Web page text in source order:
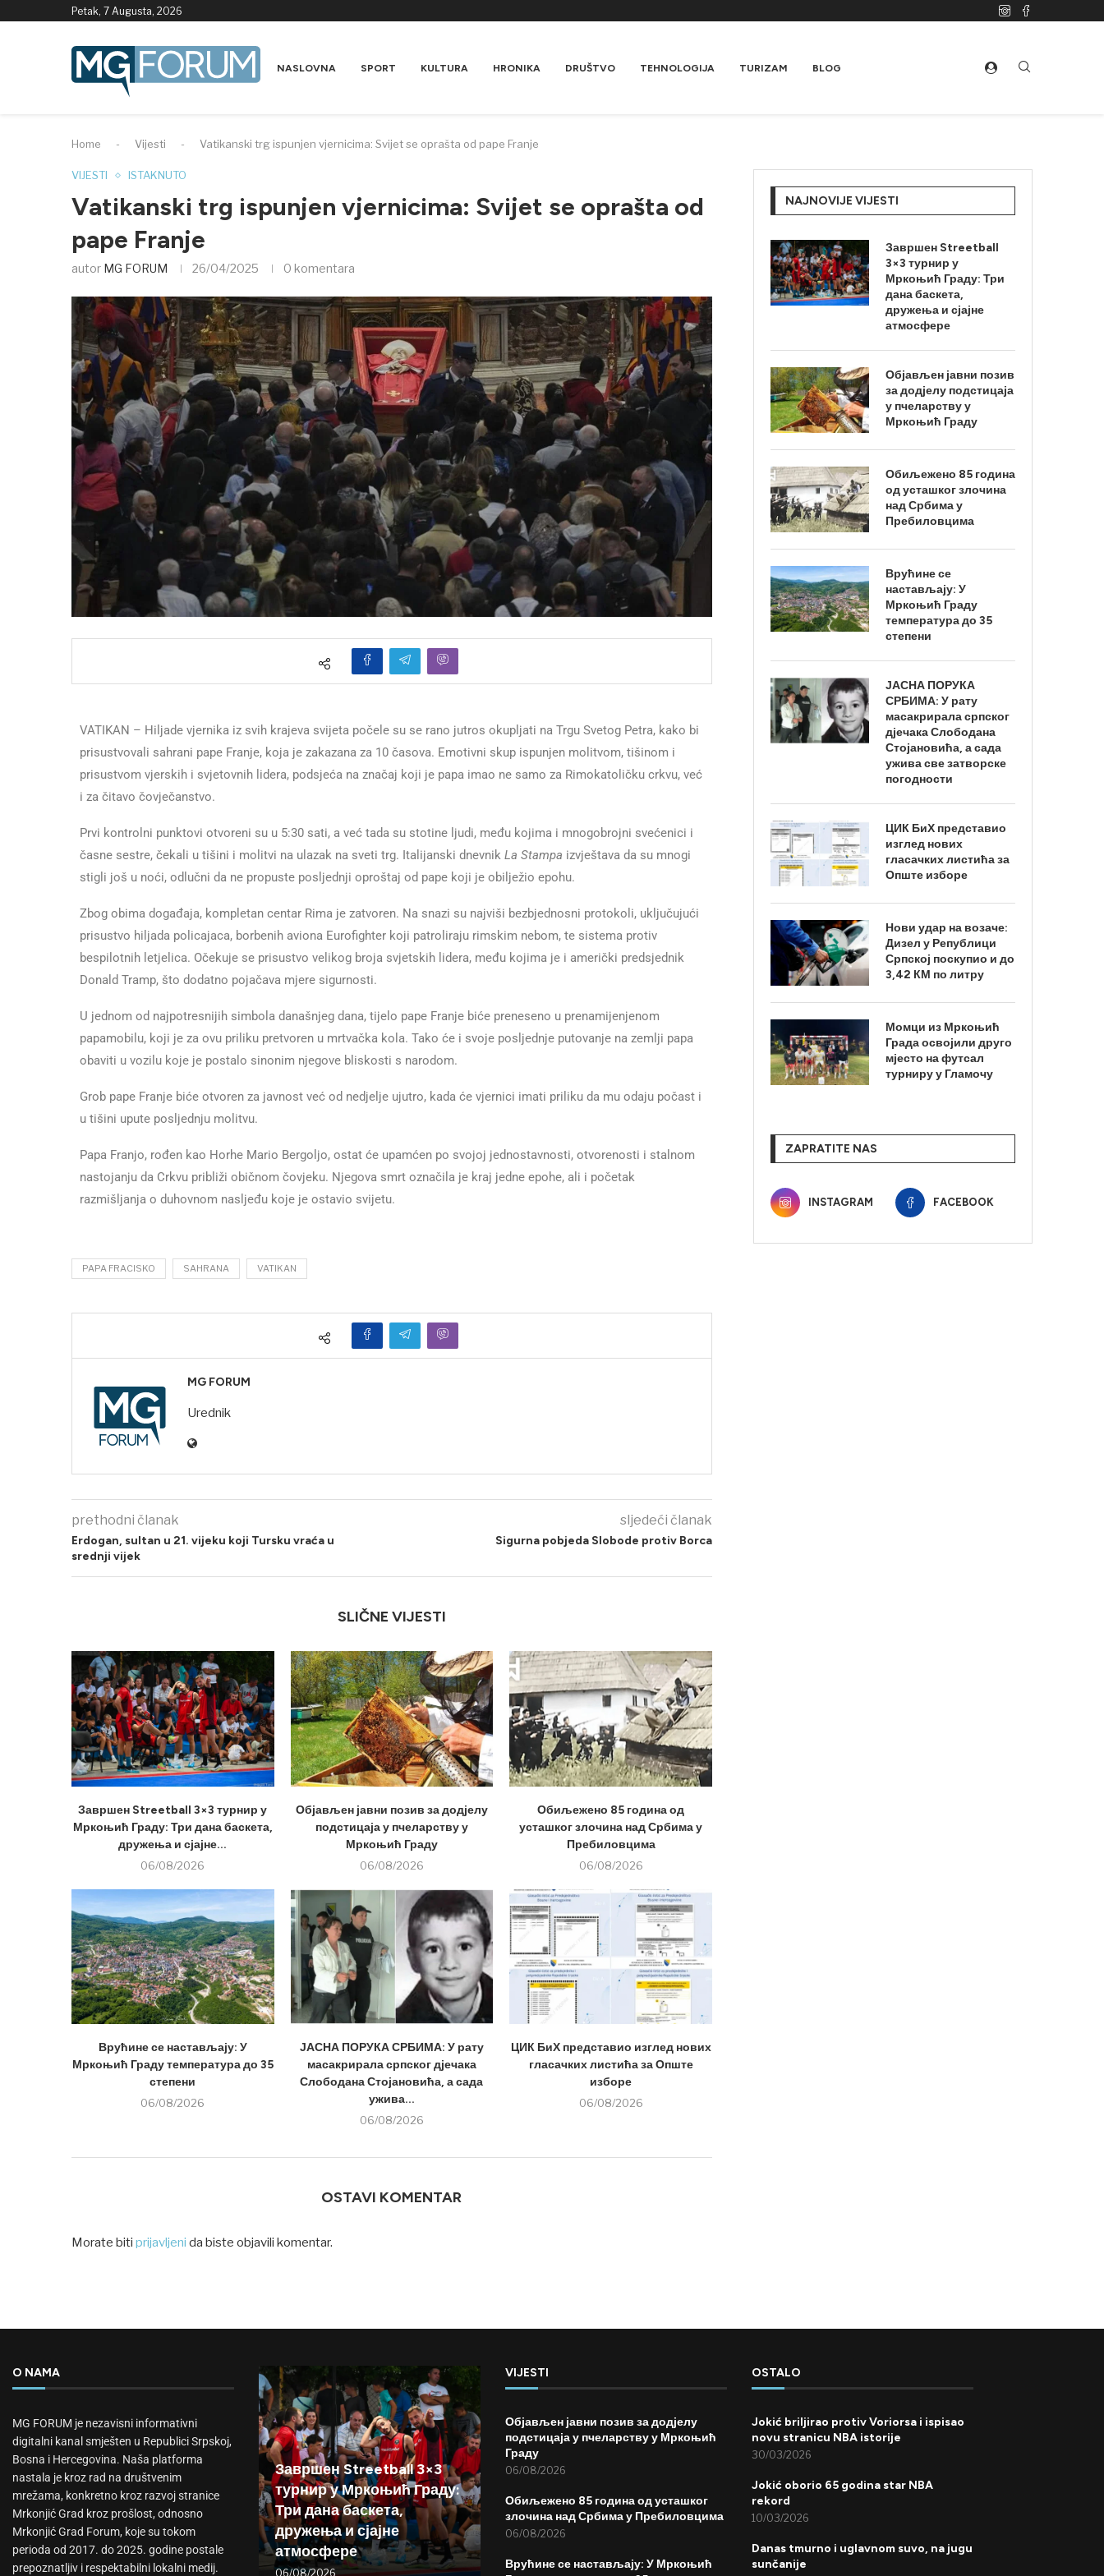
Petak, 7 Augusta, 2026
NASLOVNA SPORT KULTURA HRONIKA DRUŠTVO TEHNOLOGIJA TURIZAM BLOG
Home - Vijesti - Vatikanski trg ispunjen vjernicima: Svijet se oprašta od pape Franje
VIJESTI ISTAKNUTO
Vatikanski trg ispunjen vjernicima: Svijet se oprašta od
pape Franje
autor MG FORUM 26/04/2025 0 komentara
VATIKAN – Hiljade vjernika iz svih krajeva svijeta počele su se rano jutros okupljati na Trgu Svetog Petra, kako bi
prisustvovali sahrani pape Franje, koja je zakazana za 10 časova. Emotivni skup ispunjen molitvom, tišinom i
prisustvom vjerskih i svjetovnih lidera, podsjeća na značaj koji je papa imao ne samo za Rimokatoličku crkvu, već
i za čitavo čovječanstvo.
Prvi kontrolni punktovi otvoreni su u 5:30 sati, a već tada su stotine ljudi, među kojima i mnogobrojni svećenici i
časne sestre, čekali u tišini i molitvi na ulazak na sveti trg. Italijanski dnevnik La Stampa izvještava da su mnogi
stigli još u noći, odlučni da ne propuste posljednji oproštaj od pape koji je obilježio epohu.
Zbog obima događaja, kompletan centar Rima je zatvoren. Na snazi su najviši bezbjednosni protokoli, uključujući
prisustvo hiljada policajaca, borbenih aviona Eurofighter koji patroliraju rimskim nebom, te sistema protiv
bespilotnih letjelica. Očekuje se prisustvo velikog broja svjetskih lidera, među kojima je i američki predsjednik
Donald Tramp, što dodatno pojačava mjere sigurnosti.
U jednom od najpotresnijih simbola današnjeg dana, tijelo pape Franje biće preneseno u prenamijenjenom
papamobilu, koji je za ovu priliku pretvoren u mrtvačka kola. Tako će i svoje posljednje putovanje na zemlji papa
obaviti u vozilu koje je postalo sinonim njegove bliskosti s narodom.
Grob pape Franje biće otvoren za javnost već od nedjelje ujutro, kada će vjernici imati priliku da mu odaju počast i
u tišini upute posljednju molitvu.
Papa Franjo, rođen kao Horhe Mario Bergoljo, ostat će upamćen po svojoj jednostavnosti, otvorenosti i stalnom
nastojanju da Crkvu približi običnom čovjeku. Njegova smrt označila je kraj jedne epohe, ali i početak
razmišljanja o duhovnom nasljeđu koje je ostavio svijetu.
PAPA FRACISKO SAHRANA VATIKAN
MG FORUM
Urednik
prethodni članak
Erdogan, sultan u 21. vijeku koji Tursku vraća u
srednji vijek
sljedeći članak
Sigurna pobjeda Slobode protiv Borca
SLIČNE VIJESTI
Завршен Streetball 3×3 турнир у
Мркоњић Граду: Три дана баскета,
дружења и сјајне...
06/08/2026
Објављен јавни позив за додјелу
подстицаја у пчеларству у
Мркоњић Граду
06/08/2026
Обиљежено 85 година од
усташког злочина над Србима у
Пребиловцима
06/08/2026
Врућине се настављају: У
Мркоњић Граду температура до 35
степени
06/08/2026
ЈАСНА ПОРУКА СРБИМА: У рату
масакрирала српског дјечака
Слободана Стојановића, а сада
ужива...
06/08/2026
ЦИК БиХ представио изглед нових
гласачких листића за Опште
изборе
06/08/2026
OSTAVI KOMENTAR
Morate biti prijavljeni da biste objavili komentar.
NAJNOVIJE VIJESTI
Завршен Streetball
3×3 турнир у
Мркоњић Граду: Три
дана баскета,
дружења и сјајне
атмосфере
Објављен јавни позив
за додјелу подстицаја
у пчеларству у
Мркоњић Граду
Обиљежено 85 година
од усташког злочина
над Србима у
Пребиловцима
Врућине се
настављају: У
Мркоњић Граду
температура до 35
степени
ЈАСНА ПОРУКА
СРБИМА: У рату
масакрирала српског
дјечака Слободана
Стојановића, а сада
ужива све затворске
погодности
ЦИК БиХ представио
изглед нових
гласачких листића за
Опште изборе
Нови удар на возаче:
Дизел у Републици
Српској поскупио и до
3,42 КМ по литру
Момци из Мркоњић
Града освојили друго
мјесто на футсал
турниру у Гламочу
ZAPRATITE NAS
INSTAGRAM FACEBOOK
O NAMA
MG FORUM je nezavisni informativni
digitalni kanal smješten u Republici Srpskoj,
Bosna i Hercegovina. Naša platforma
nastala je kroz rad na društvenim
mrežama, konkretno kroz razvoj stranice
Mrkonjić Grad kroz prošlost, odnosno
Mrkonjić Grad Forum, koje su tokom
perioda od 2017. do 2025. godine postale
prepoznatljiv i respektabilni lokalni medij.
Завршен Streetball 3×3
турнир у Мркоњић Граду:
Три дана баскета,
дружења и сјајне
атмосфере
06/08/2026
VIJESTI
Објављен јавни позив за додјелу
подстицаја у пчеларству у Мркоњић
Граду
06/08/2026
Обиљежено 85 година од усташког
злочина над Србима у Пребиловцима
06/08/2026
Врућине се настављају: У Мркоњић
OSTALO
Jokić briljirao protiv Voriorsa i ispisao
novu stranicu NBA istorije
30/03/2026
Jokić oborio 65 godina star NBA
rekord
10/03/2026
Danas tmurno i uglavnom suvo, na jugu
sunčanije